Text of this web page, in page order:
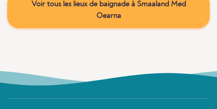
Voir tous les lieux de baignade à Smaaland Med
Oearna